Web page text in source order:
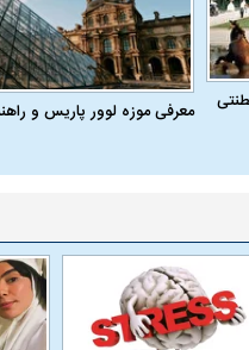
معرفی موزه لوور پاریس و